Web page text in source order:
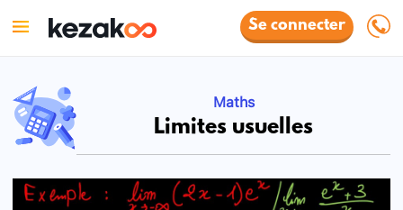
Se connecter
Maths
Limites usuelles